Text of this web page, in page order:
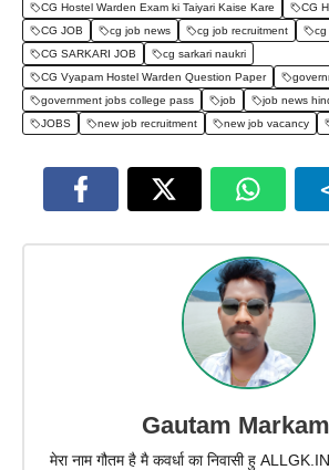
CG Hostel Warden Exam ki Taiyari Kaise Kare
CG
CG JOB
cg job news cg job recruitment
cg
CG SARKARI JOB
cg sarkari naukri
CG Vyapam Hostel Warden Question Paper
government jobs college pass
job job news
JOBS
new job recruitment new job vacancy
Gautam Markam
मेरा नाम गौतम है मै कवर्धा का निवासी हु